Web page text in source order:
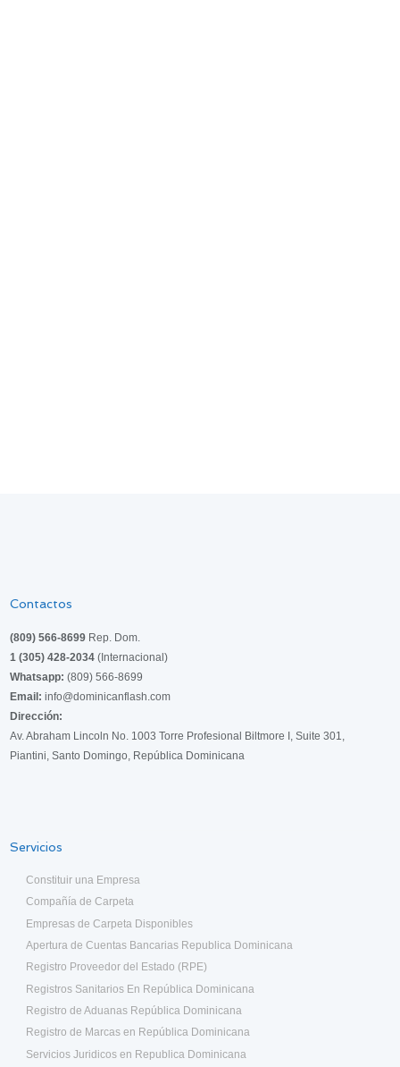
Contactos
(809) 566-8699 Rep. Dom.
1 (305) 428-2034 (Internacional)
Whatsapp: (809) 566-8699
Email: info@dominicanflash.com
Dirección:
Av. Abraham Lincoln No. 1003 Torre Profesional Biltmore I, Suite 301,
Piantini, Santo Domingo, República Dominicana
Servicios
Constituir una Empresa
Compañía de Carpeta
Empresas de Carpeta Disponibles
Apertura de Cuentas Bancarias Republica Dominicana
Registro Proveedor del Estado (RPE)
Registros Sanitarios En República Dominicana
Registro de Aduanas República Dominicana
Registro de Marcas en República Dominicana
Servicios Juridicos en Republica Dominicana